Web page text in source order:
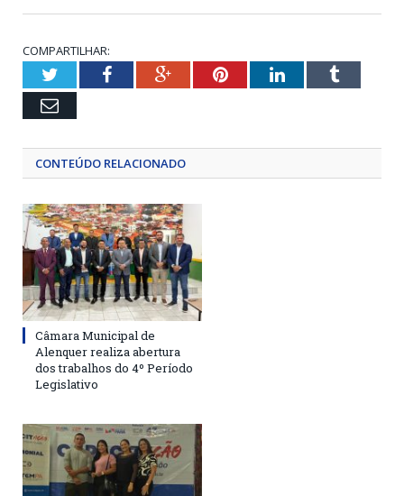
COMPARTILHAR:
TwitterFacebookGoogle+PinterestLinkedInTumblr
Email
CONTEÚDO RELACIONADO
Câmara Municipal de
Alenquer realiza abertura
dos trabalhos do 4º Período
Legislativo